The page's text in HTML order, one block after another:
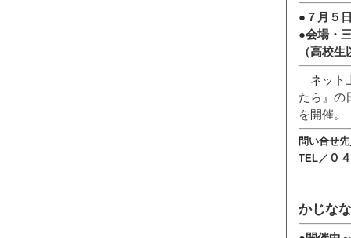
● ７月５
●会場・
（高校
ネット
たら』の
を開催。
問い合せ
TEL／ ０
かじな